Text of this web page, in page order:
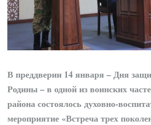
В преддверии 14 января – Дня
Родины – в одной из воинских
района состоялось духовно-
мероприятие «Встреча трех